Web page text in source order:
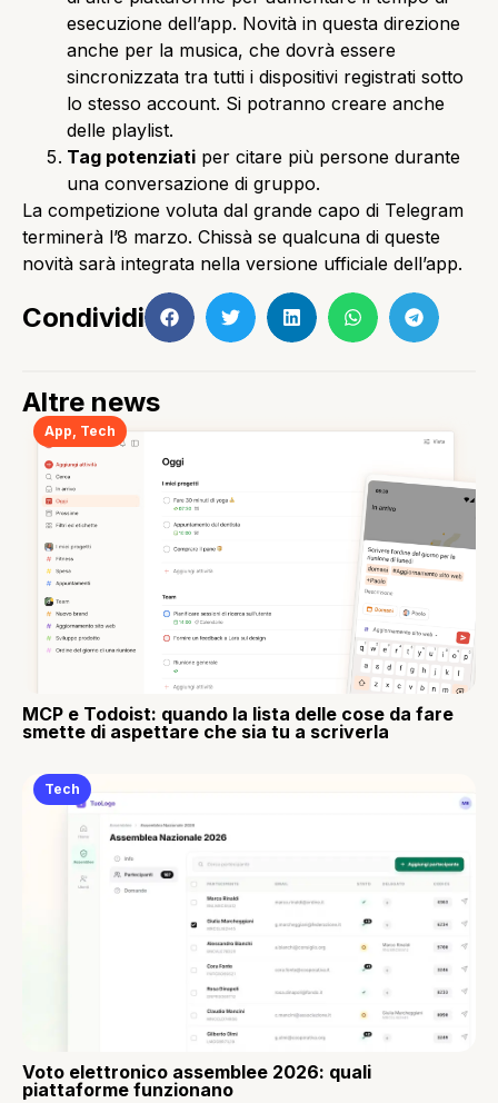
esecuzione dell’app. Novità in questa direzione
anche per la musica, che dovrà essere
sincronizzata tra tutti i dispositivi registrati sotto
lo stesso account. Si potranno creare anche
delle playlist.
Tag potenziati per citare più persone durante
una conversazione di gruppo.
La competizione voluta dal grande capo di Telegram
terminerà l’8 marzo. Chissà se qualcuna di queste
novità sarà integrata nella versione ufficiale dell’app.
Condividi
Altre news
App, Tech
MCP e Todoist: quando la lista delle cose da fare
smette di aspettare che sia tu a scriverla
Tech
Voto elettronico assemblee 2026: quali
piattaforme funzionano